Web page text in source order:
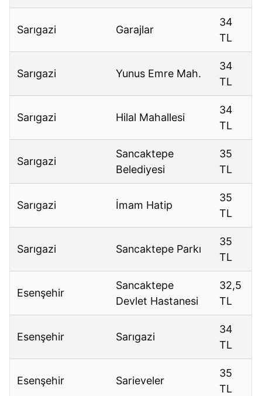
Sarıgazi Garajlar
34
TL
Sarıgazi Yunus Emre Mah.
34
TL
Sarıgazi Hilal Mahallesi
34
TL
Sarıgazi
Sancaktepe
Belediyesi
35
TL
Sarıgazi İmam Hatip
35
TL
Sarıgazi Sancaktepe Parkı
35
TL
Esenşehir
Sancaktepe
Devlet Hastanesi
32,5
TL
Esenşehir Sarıgazi
34
TL
Esenşehir Sarieveler
35
TL